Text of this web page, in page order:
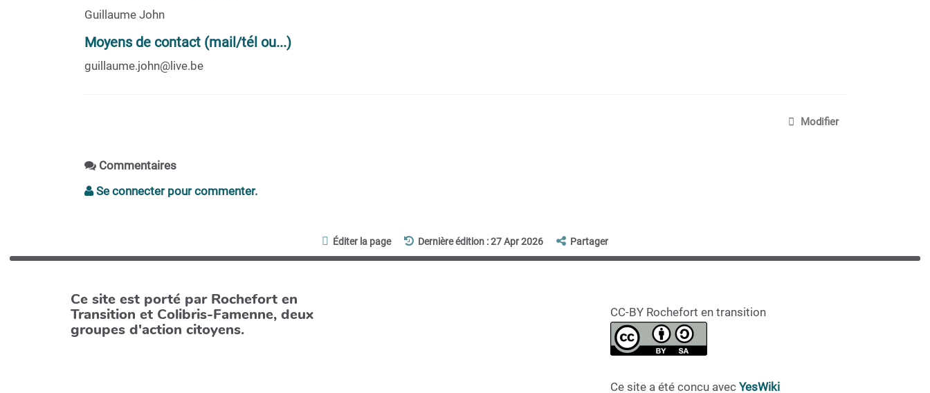
Guillaume John
Moyens de contact (mail/tél ou...)
guillaume.john@live.be
Modifier
Commentaires
Se connecter pour commenter.
Éditer la page Dernière édition : 27 Apr 2026 Partager
Ce site est porté par Rochefort en
Transition et Colibris-Famenne, deux
groupes d'action citoyens.
CC-BY Rochefort en transition
Ce site a été concu avec YesWiki